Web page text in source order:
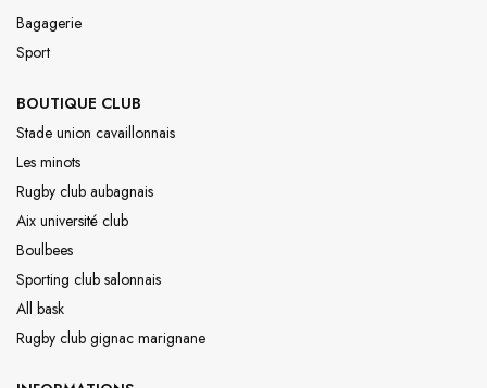
Bagagerie
Sport
BOUTIQUE CLUB
Stade union cavaillonnais
Les minots
Rugby club aubagnais
Aix université club
Boulbees
Sporting club salonnais
All bask
Rugby club gignac marignane